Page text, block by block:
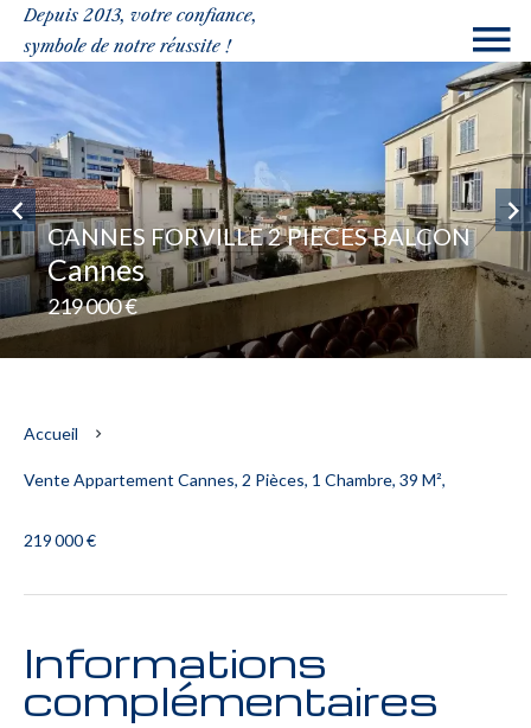
Depuis 2013, votre confiance,
symbole de notre réussite !
CANNES FORVILLE 2 PIECES BALCON
Cannes
219 000 €
Accueil
Vente Appartement Cannes, 2 Pièces, 1 Chambre, 39 M²,
219 000 €
Informations
complémentaires